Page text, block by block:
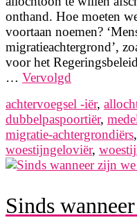
onthand. Hoe moeten
voortaan noemen?
migratieachtergrond’,
voor het
… Vervolgd
achtervoegsel -iër,
dubbelpaspoortiër,
migratie-achtergrondiërs,
woestijngeloviër,
Sinds